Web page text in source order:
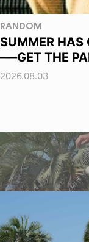
RANDOM
SUMMER HAS
──GET THE
2026.08.03